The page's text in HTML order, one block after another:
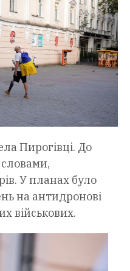
Пирогівці. До
У планах було
на антидронові
військових.